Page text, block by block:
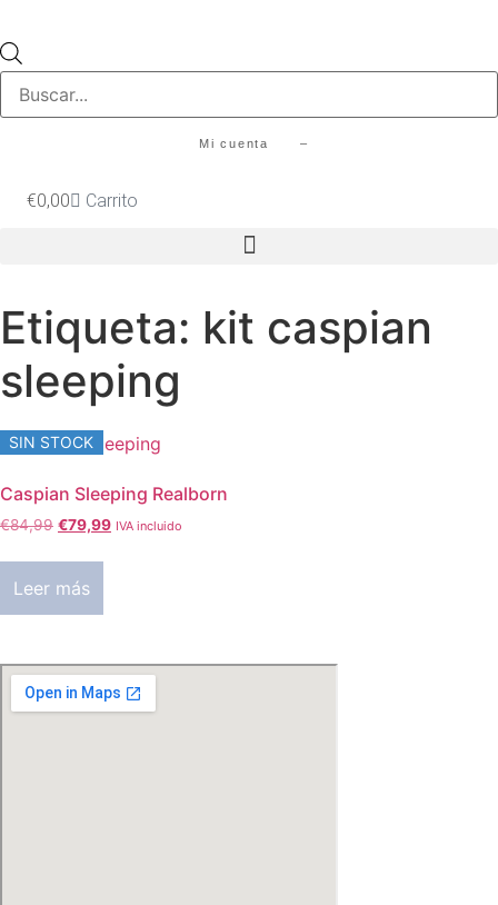
de
productos
Mi cuenta –
€0,00 Carrito
Etiqueta: kit caspian
sleeping
SIN STOCK
Caspian Sleeping Realborn
€84,99 El
era:
€84,99.
€79,99ElIVA incluido
Leer más